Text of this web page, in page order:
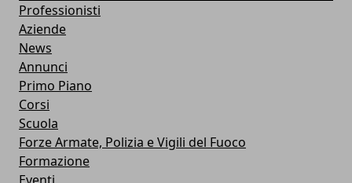
Professionisti
Aziende
News
Annunci
Primo Piano
Corsi
Scuola
Forze Armate, Polizia e Vigili del Fuoco
Formazione